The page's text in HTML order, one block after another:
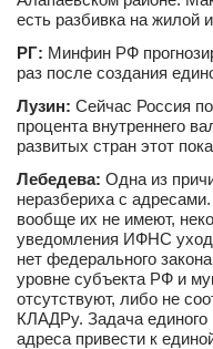
есть разбивка на
РГ: Минфин РФ
раз после создания
Лузин: Сейчас Россия
процента внутреннего
развитых стран этот
Лебедева: Одна из
неразбериха с
вообще их не имеют,
уведомления ИФНС
нет федерального
уровне субъекта РФ и
отсутствуют, либо не
КЛАДРу. Задача единого
адреса привести к